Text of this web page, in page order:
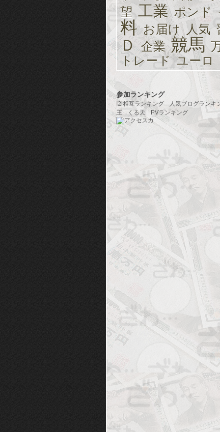
望 工業 ポンド
料 お届け 人気
Ｄ 企業 競馬
トレード ユーロ
参加ランキング
i2i相互ランキング
人気ブログランキ
王
くる天 PVランキング